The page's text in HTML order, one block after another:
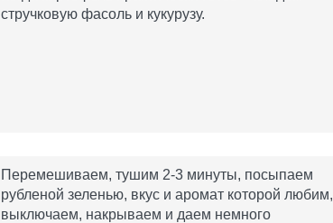
стручковую фасоль и кукурузу.
Перемешиваем, тушим 2-3 минуты, посыпаем
рубленой зеленью, вкус и аромат которой любим,
выключаем, накрываем и даем немного